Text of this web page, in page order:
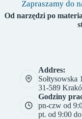
Zapraszamy do
Od narzędzi po
Addres:
Sołtysowska
31-589
Godziny
pn-czw od
pt. od 9:00